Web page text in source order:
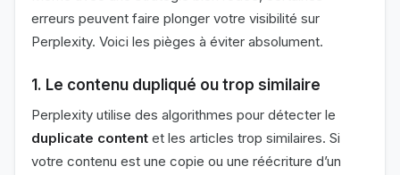
erreurs peuvent faire plonger votre visibilité sur
Perplexity. Voici les pièges à éviter absolument.
1. Le contenu dupliqué ou trop similaire
Perplexity utilise des algorithmes pour détecter le
duplicate content et les articles trop similaires. Si
votre contenu est une copie ou une réécriture d’un